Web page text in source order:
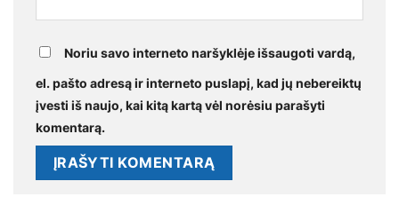
Noriu savo interneto naršyklėje išsaugoti vardą,
el. pašto adresą ir interneto puslapį, kad jų nebereiktų
įvesti iš naujo, kai kitą kartą vėl norėsiu parašyti
komentarą.